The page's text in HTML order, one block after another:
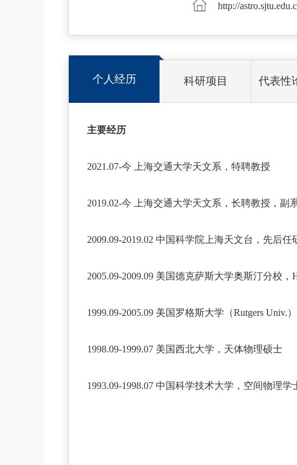
http://
个人经历 科研项目 代表性
主要经历
2021.07-今 上海交通大学天文系，特聘教授
2019.02-今 上海交通大学天文系，长聘教授，副
2009.09-2019.02 中国科学院上海天文台，先后任
2005.09-2009.09 美国德克萨斯大学奥斯汀分校，
1999.09-2005.09 美国罗格斯大学（Rutgers Univ.
1998.09-1999.07 美国西北大学，天体物理硕士
1993.09-1998.07 中国科学技术大学，空间物理学